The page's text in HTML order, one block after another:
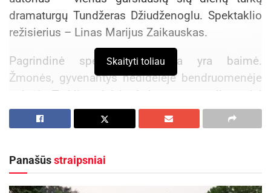
dramaturgų Tundžeras Džiudženoglu. Spektaklio
režisierius – Linas Marijus Zaikauskas.
Pagrindinė spektaklio veikėja yra baimė.
Žmonės, gyvenantys nedidelėje bendruomenėje
rytinėje Turkijos dalyje, kalnuose, negali garsiai
kalbėti nei juoktis, trumpiau tariant, jie negali
triukšmauti. Taip yra dėl to, kad bet koks, net
sniego nuošliaužą. Įdomiausia tai, kad sniego
Skaityti toliau
Panašūsstraipsniai